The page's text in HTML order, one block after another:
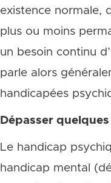
existence normale,
plus ou moins
un besoin continu
parle alors
handicapées
Dépasser
Le handicap
handicap mental